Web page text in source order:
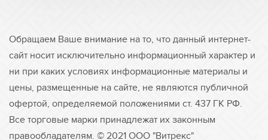
UV Doctor
UV Graphics
UV Light Technology
UV Process
UV Technik
Обращаем Ваше внимание на то, что данный интернет-
сайт носит исключительно информационный характер и
ни при каких условиях информационные материалы и
цены, размещенные на сайте, не являются публичной
офертой, определяемой положениями ст. 437 ГК РФ.
Все торговые марки принадлежат их законным
правообладателям. © 2021 ООО "Витрекс"